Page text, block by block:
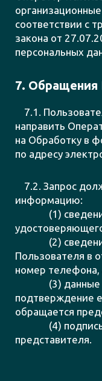
соответствии с
закона от
персональных
7. Обращения
7.1.
направить
на Обработку в
по адресу
7.2. Запрос
информацию:
(1) сведения
(2) сведения,
Пользователя в
номер телефона,
(3) данные
подтверждение
обращается
(4) подпись
представителя.